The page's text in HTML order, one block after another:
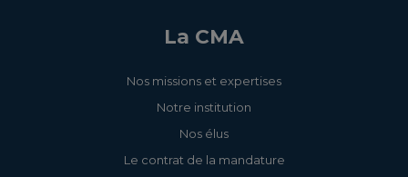
La CMA
Nos missions et expertises
Notre institution
Nos élus
Le contrat de la mandature